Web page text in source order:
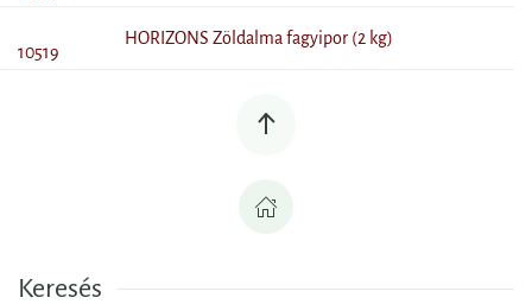
10519
HORIZONS Zöldalma fagyipor (2 kg)
Keresés